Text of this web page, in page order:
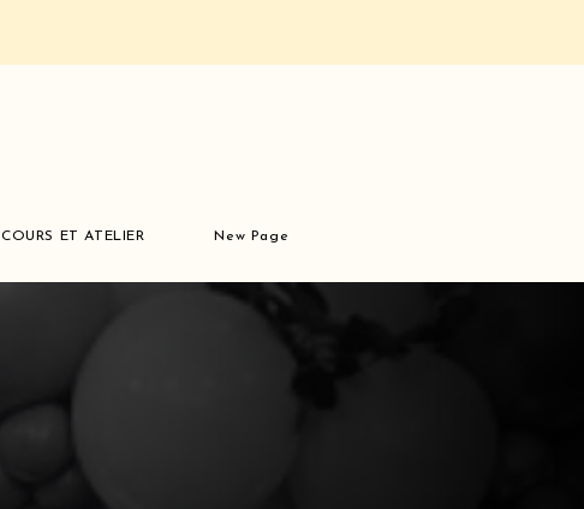
COURS ET ATELIER New Page